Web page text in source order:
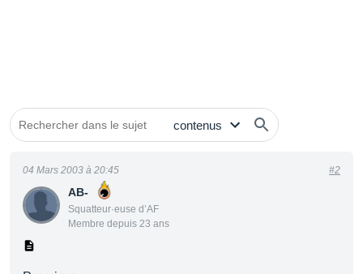
AB-
Squatteur·euse d’AF
Membre depuis 23 ans
04 Mars 2003 à 20:45 #2